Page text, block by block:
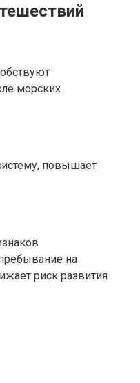
морских
повышает
на
риск развития